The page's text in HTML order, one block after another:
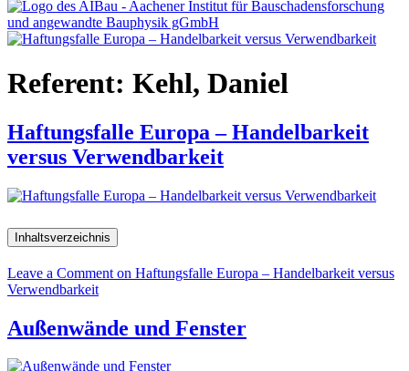
angewandte Bauphysik
Referent: Kehl, Daniel
Haftungsfalle Europa – Handelbarkeit
versus Verwendbarkeit
Inhaltsverzeichnis
Leave a Comment on Haftungsfalle Europa – Handelbarkeit versus
Verwendbarkeit
Außenwände und Fenster